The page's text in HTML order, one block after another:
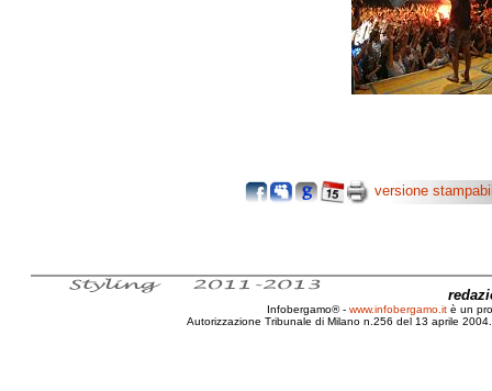
versione
Infobergamo® - www.infobergamo.it è un
Autorizzazione Tribunale di Milano n.256 del 13 aprile